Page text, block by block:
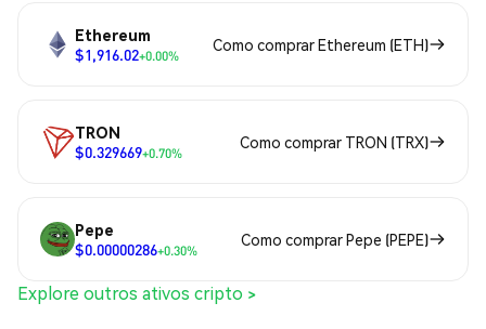
Ethereum
$1,916.02+0.00%
Como comprar Ethereum (ETH)
TRON
$0.329669+0.70%
Como comprar TRON (TRX)
Pepe
$0.00000286+0.30%
Como comprar Pepe (PEPE)
Explore outros ativos cripto >